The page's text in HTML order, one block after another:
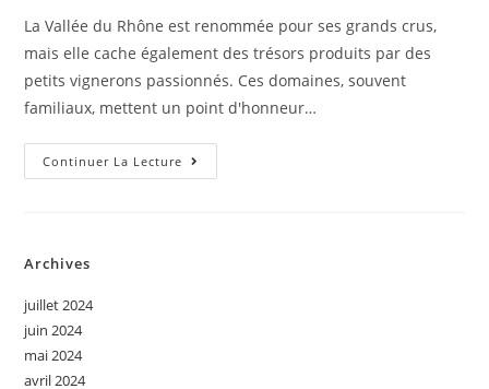
La Vallée du Rhône est renommée pour ses grands crus,
mais elle cache également des trésors produits par des
petits vignerons passionnés. Ces domaines, souvent
familiaux, mettent un point d'honneur…
Continuer La Lecture
Archives
juillet 2024
juin 2024
mai 2024
avril 2024